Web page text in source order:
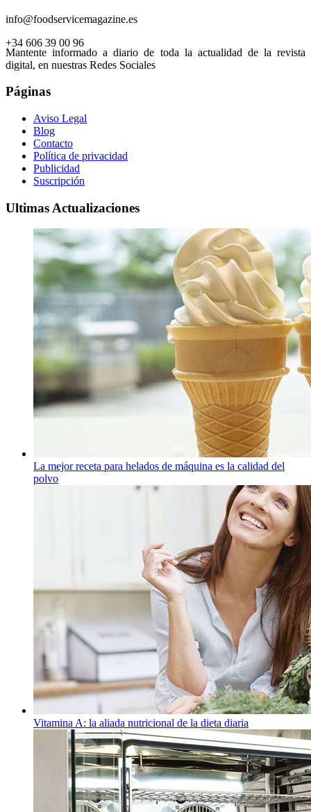
info@foodservicemagazine.es
+34 606 39 00 96
Mantente informado a diario de toda la actualidad de la revista
digital, en nuestras Redes Sociales
Páginas
Aviso Legal
Blog
Contacto
Política de privacidad
Publicidad
Suscripción
Ultimas Actualizaciones
La mejor receta para helados de máquina es la calidad del
polvo
Vitamina A: la aliada nutricional de la dieta diaria